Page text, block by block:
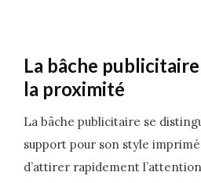
La bâche
la proximité
La bâche publicitaire se
support pour son style
d’attirer rapidement